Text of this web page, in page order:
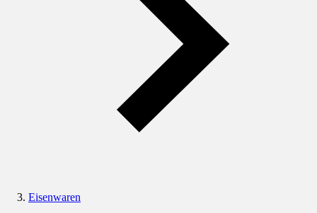
Eisenwaren